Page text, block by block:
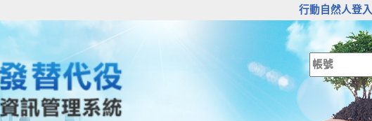
行動自然人登入|